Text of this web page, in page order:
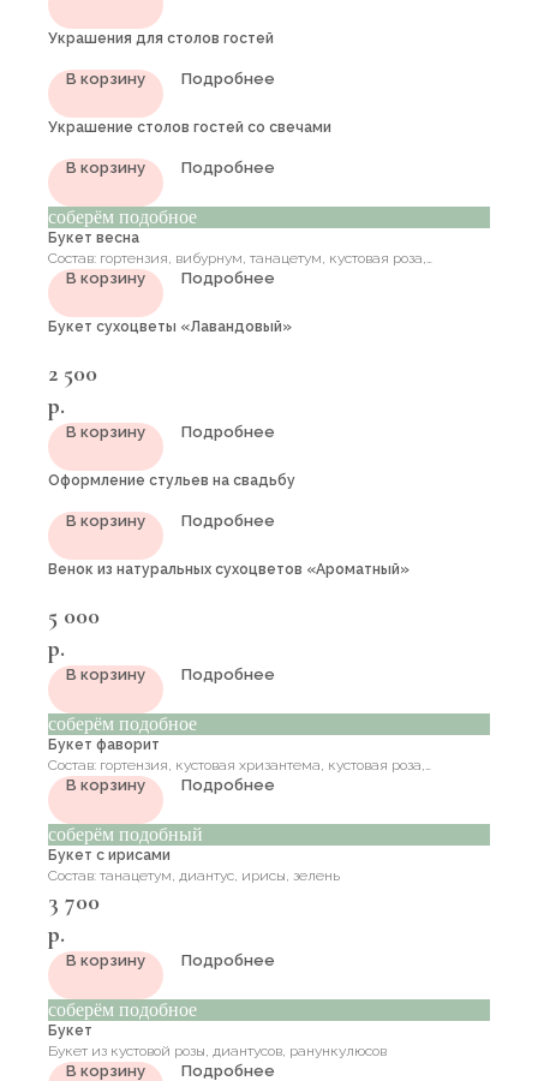
Украшения для столов гостей
В корзину Подробнее
Украшение столов гостей со свечами
В корзину Подробнее
соберём подобное
Букет весна
Состав: гортензия, вибурнум, танацетум, кустовая роза,
ранункулюс батерфляй, сирень, зелень эвкалипт
В корзину Подробнее
Букет сухоцветы «Лавандовый»
2 500
р.
В корзину Подробнее
Оформление стульев на свадьбу
В корзину Подробнее
Венок из натуральных сухоцветов «Ароматный»
5 000
р.
В корзину Подробнее
соберём подобное
Букет фаворит
Состав: гортензия, кустовая хризантема, кустовая роза,
матиолла, диантус, альстромерия
В корзину Подробнее
соберём подобный
Букет с ирисами
Состав: танацетум, диантус, ирисы, зелень
3 700
р.
В корзину Подробнее
соберём подобное
Букет
Букет из кустовой розы, диантусов, ранункулюсов
В корзину Подробнее